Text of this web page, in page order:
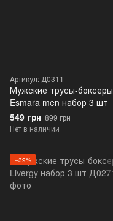
Артикул: Д0311
Мужские трусы-боксеры
Esmara men набор 3 шт
549 грн 899 грн
Нет в наличии
−39%